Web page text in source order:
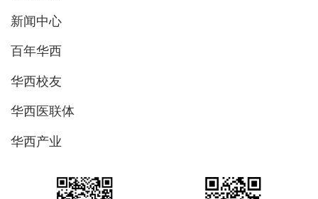
新闻中心
百年华西
华西校友
华西医联体
华西产业